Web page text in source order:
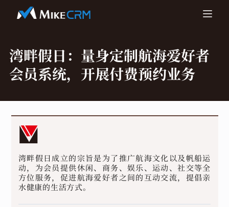
湾畔假日： 量身定制航海爱好者
会员系统，开展付费预约业务
湾畔假日成立的宗旨是为了推广航海文化以及帆船运
动，为会员提供休闲、商务、娱乐、运动、社交等全
方位服务，促进航海爱好者之间的互动交流，提倡亲
水健康的生活方式。